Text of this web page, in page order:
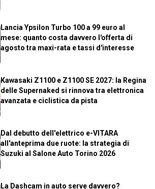
Lancia Ypsilon Turbo 100 a 99 euro al
mese: quanto costa davvero l'offerta di
agosto tra maxi-rata e tassi d'interesse
Kawasaki Z1100 e Z1100 SE 2027: la Regina
delle Supernaked si rinnova tra elettronica
avanzata e ciclistica da pista
Dal debutto dell'elettrico e-VITARA
all'anteprima due ruote: la strategia di
Suzuki al Salone Auto Torino 2026
La Dashcam in auto serve davvero?